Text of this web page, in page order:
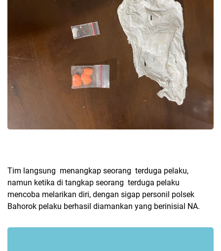
Tim langsung menangkap seorang terduga pelaku,
namun ketika di tangkap seorang terduga pelaku
mencoba melarikan diri, dengan sigap personil polsek
Bahorok pelaku berhasil diamankan yang berinisial NA.